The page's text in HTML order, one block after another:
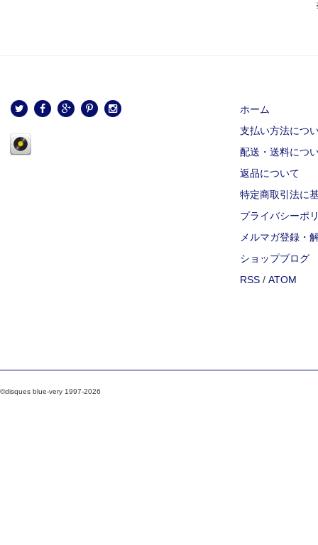
ホーム
支払い方法につ
配送・送料につ
返品について
特定商取引法に
プライバシーポ
メルマガ登録・
ショップブログ
RSS / ATOM
©disques blue-very 1997-2026